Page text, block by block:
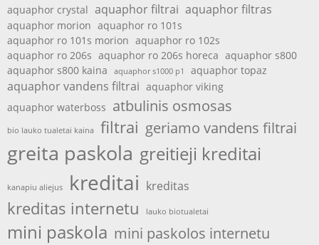
aquaphor crystal aquaphor filtrai aquaphor filtras
aquaphor morion aquaphor ro 101s
aquaphor ro 101s morion aquaphor ro 102s
aquaphor ro 206s aquaphor ro 206s horeca aquaphor s800
aquaphor s800 kaina
aquaphor s1000 p1 aquaphor topaz
aquaphor vandens filtrai aquaphor viking
aquaphor waterboss atbulinis osmosas
bio lauko tualetai kaina filtrai geriamo vandens filtrai
greita paskola greitieji kreditai
kanapiu aliejus kreditai kreditas
kreditas internetu lauko biotualetai
mini paskola mini paskolos internetu